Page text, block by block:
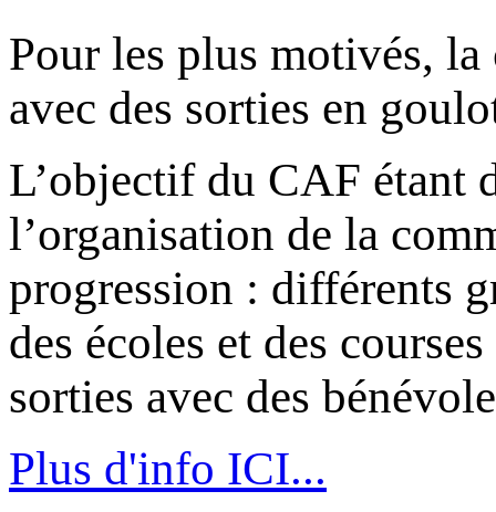
Pour les plus motivés,
avec des sorties en
L’objectif du CAF étant
l’organisation de la
progression : différents
des écoles et des
sorties avec des
Plus d'info ICI...